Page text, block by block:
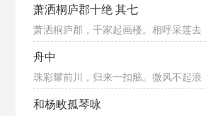
萧洒桐庐郡十绝 其七
萧洒桐庐郡，千家起画楼。相呼采莲去
舟中
珠彩耀前川，归来一扣舷。微风不起浪
和杨畋孤琴咏